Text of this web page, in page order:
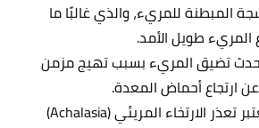
المبطنة للمريء، والذي غالبًا ما
طويل الأمد.
تضيق المريء بسبب تهيج مزمن
ارتجاع أحماض المعدة.
يعتبر تعذر الارتخاء المريئي (Achalasia)